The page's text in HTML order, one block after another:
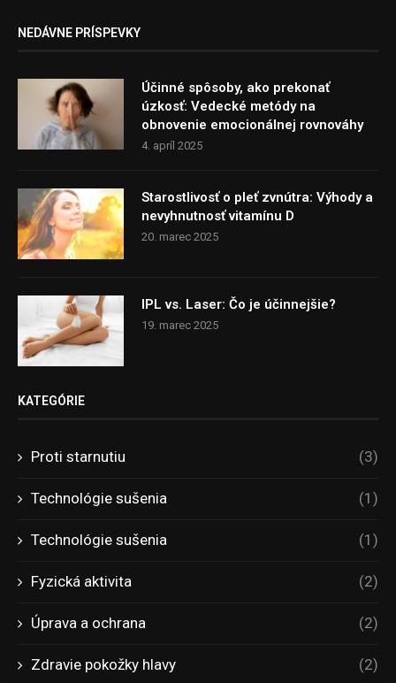
NEDÁVNE PRÍSPEVKY
Účinné spôsoby, ako prekonať
úzkosť: Vedecké metódy na
obnovenie emocionálnej rovnováhy
4. apríl 2025
Starostlivosť o pleť zvnútra: Výhody a
nevyhnutnosť vitamínu D
20. marec 2025
IPL vs. Laser: Čo je účinnejšie?
19. marec 2025
KATEGÓRIE
Proti starnutiu (3)
Technológie sušenia (1)
Technológie sušenia (1)
Fyzická aktivita (2)
Úprava a ochrana (2)
Zdravie pokožky hlavy (2)